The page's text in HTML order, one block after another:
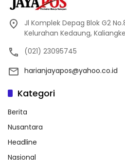
Jl Komplek Depag Blok G2
Kelurahan Kedaung,
(021) 23095745
harianjayapos@yahoo.co.id
Kategori
Berita
Nusantara
Headline
Nasional